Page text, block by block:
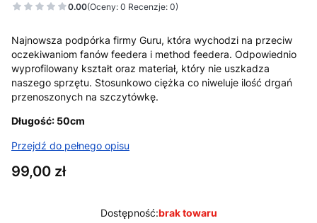
0.00(Oceny: 0 Recenzje: 0)
Najnowsza podpórka firmy Guru, która wychodzi na przeciw
oczekiwaniom fanów feedera i method feedera. Odpowiednio
wyprofilowany kształt oraz materiał, który nie uszkadza
naszego sprzętu. Stosunkowo ciężka co niweluje ilość drgań
przenoszonych na szczytówkę.
Długość: 50cm
Przejdź do pełnego opisu
Cena
99,00 zł
Dostępność:brak towaru